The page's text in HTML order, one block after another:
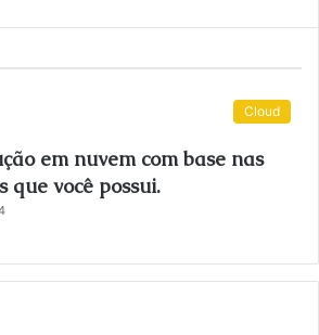
Cloud
em nuvem com base nas
que você possui.